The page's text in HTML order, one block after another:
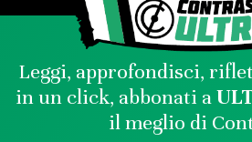
Leggi, approfondisci,
in un click, abbonati a
il meglio di